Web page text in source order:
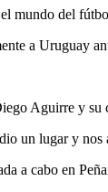
mundo del
a Uruguay
Aguirre y su
un lugar y nos
a cabo en